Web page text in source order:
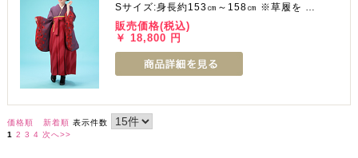
Sサイズ:身長約153㎝～158㎝ ※草履を …
販売価格(税込)
￥ 18,800 円
価格順 新着順 表示件数
1
2 3 4 次へ>>